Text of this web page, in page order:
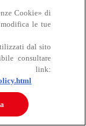
Cookie» di
le tue
dal sito
consultare
al link: